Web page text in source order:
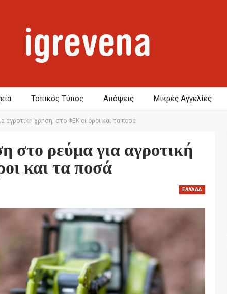
Τοπικός Τύπος Απόψεις Μικρές Αγγελίες
αγροτική χρήση, στο ΦΕΚ οι όροι και τα ποσά
στο ρεύμα για αγροτική
και τα ποσά
ΕΛΛΆΔΑ